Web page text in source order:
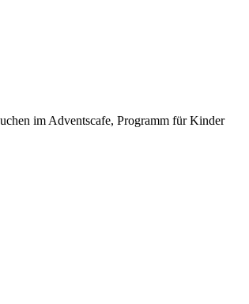
im Adventscafe, Programm für Kinder